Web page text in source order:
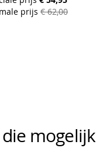
prijs € 62,00
mogelijk